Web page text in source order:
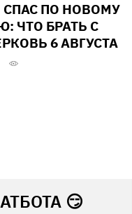
ПО НОВОМУ
ЧТО БРАТЬ С
6 АВГУСТА
😏